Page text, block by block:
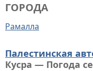
ГОРОДА
Рамалла
Палестинская
Кусра — Погода